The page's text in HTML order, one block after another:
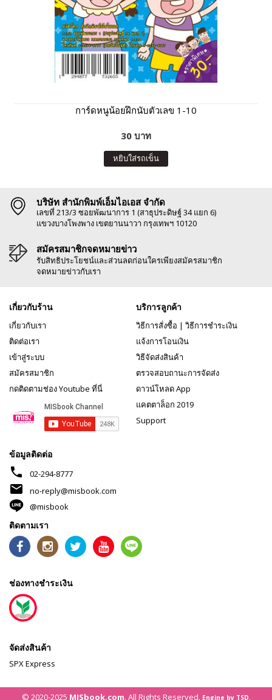
การ์ดหนูน้อยฝึกนับตัวเลข 1-10
30 บาท
หยิบใส่รถเข็น
บริษัท สำนักพิมพ์เอ็มไอเอส จำกัด
เลขที่ 213/3 ซอยพัฒนาการ 1 (สาธุประดิษฐ์ 34 แยก 6)
แขวงบางโพงพาง เขตยานนาวา กรุงเทพฯ 10120
สมัครสมาชิกจดหมายข่าว
รับสิทธิประโยชน์และส่วนลดก่อนใครเพียงสมัครสมาชิก
จดหมายข่าวกับเรา
เกี่ยวกับร้าน
เกี่ยวกับเรา
ติดต่อเรา
เข้าสู่ระบบ
สมัครสมาชิก
กดติดตามช่อง Youtube ที่นี่
บริการลูกค้า
วิธีการสั่งซื้อ | วิธีการชำระเงิน
แจ้งการโอนเงิน
วิธีจัดส่งสินค้า
ตรวจสอบถานะการจัดส่ง
ดาวน์โหลด App
แคตตาล็อก 2019
Support
ข้อมูลติดต่อ
phone 02-294-8777
mail
no-reply@misbook.com
@misbook
ติดตามเรา
ช่องทางชำระเงิน
จัดส่งสินค้า
SPX Express
© 2020-2025 MISbook.com. All Rights Reserved. Engine by TSD.